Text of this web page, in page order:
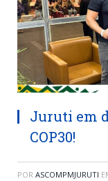
Juruti em
COP30!
POR ASCOMPMJURUTI